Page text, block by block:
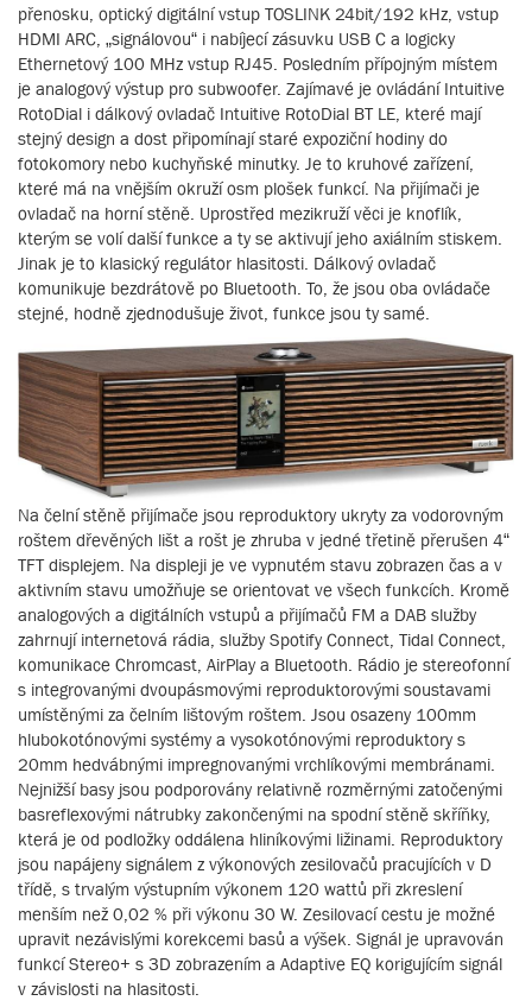
přenosku, optický digitální vstup TOSLINK 24bit/192 kHz, vstup
HDMI ARC, „signálovou“ i nabíjecí zásuvku USB C a logicky
Ethernetový 100 MHz vstup RJ45. Posledním přípojným místem
je analogový výstup pro subwoofer. Zajímavé je ovládání Intuitive
RotoDial i dálkový ovladač Intuitive RotoDial BT LE, které mají
stejný design a dost připomínají staré expoziční hodiny do
fotokomory nebo kuchyňské minutky. Je to kruhové zařízení,
které má na vnějším okruží osm plošek funkcí. Na přijímači je
ovladač na horní stěně. Uprostřed mezikruží věci je knoflík,
kterým se volí další funkce a ty se aktivují jeho axiálním stiskem.
Jinak je to klasický regulátor hlasitosti. Dálkový ovladač
komunikuje bezdrátově po Bluetooth. To, že jsou oba ovládače
stejné, hodně zjednodušuje život, funkce jsou ty samé.
Na čelní stěně přijímače jsou reproduktory ukryty za vodorovným
roštem dřevěných lišt a rošt je zhruba v jedné třetině přerušen 4“
TFT displejem. Na displeji je ve vypnutém stavu zobrazen čas a v
aktivním stavu umožňuje se orientovat ve všech funkcích. Kromě
analogových a digitálních vstupů a přijímačů FM a DAB služby
zahrnují internetová rádia, služby Spotify Connect, Tidal Connect,
komunikace Chromcast, AirPlay a Bluetooth. Rádio je stereofonní
s integrovanými dvoupásmovými reproduktorovými soustavami
umístěnými za čelním lištovým roštem. Jsou osazeny 100mm
hlubokotónovými systémy a vysokotónovými reproduktory s
20mm hedvábnými impregnovanými vrchlíkovými membránami.
Nejnižší basy jsou podporovány relativně rozměrnými zatočenými
basreflexovými nátrubky zakončenými na spodní stěně skříňky,
která je od podložky oddálena hliníkovými ližinami. Reproduktory
jsou napájeny signálem z výkonových zesilovačů pracujících v D
třídě, s trvalým výstupním výkonem 120 wattů při zkreslení
menším než 0,02 % při výkonu 30 W. Zesilovací cestu je možné
upravit nezávislými korekcemi basů a výšek. Signál je upravován
funkcí Stereo+ s 3D zobrazením a Adaptive EQ korigujícím signál
v závislosti na hlasitosti.